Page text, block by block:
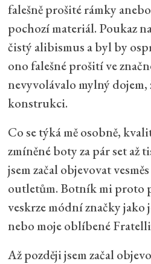
falešně prošité rámky
pochozí materiál. Poukaz
čistý alibismus a byl by
ono falešné prošití ve
nevyvolávalo mylný dojem,
konstrukci.
Co se týká mě osobně,
zmíněné boty za pár set až
jsem začal objevovat
outletům. Botník mi proto
veskrze módní značky jako
nebo moje oblíbené
Až později jsem začal